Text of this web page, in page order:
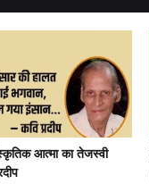
आत्मा का तेजस्वी